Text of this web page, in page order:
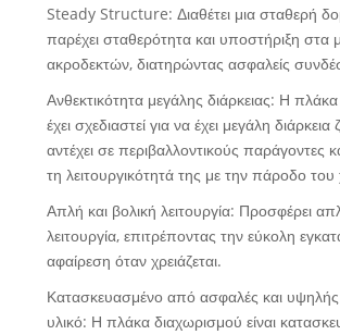
Steady Structure: Διαθέτει μια σταθερή
παρέχει σταθερότητα και υποστήριξη στα
ακροδεκτών, διατηρώντας ασφαλείς
Ανθεκτικότητα μεγάλης διάρκειας: Η
έχει σχεδιαστεί για να έχει μεγάλη
αντέχει σε περιβαλλοντικούς παράγοντες
τη λειτουργικότητά της με την πάροδο
Απλή και βολική λειτουργία: Προσφέρει
λειτουργία, επιτρέποντας την εύκολη
αφαίρεση όταν χρειάζεται.
Κατασκευασμένο από ασφαλές και υψηλής
υλικό: Η πλάκα διαχωρισμού είναι